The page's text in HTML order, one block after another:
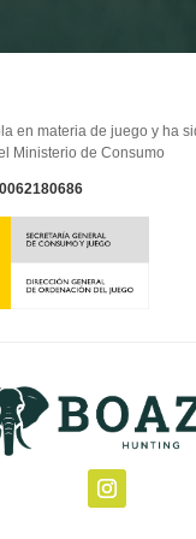
en materia de juego y ha
Ministerio de Consumo